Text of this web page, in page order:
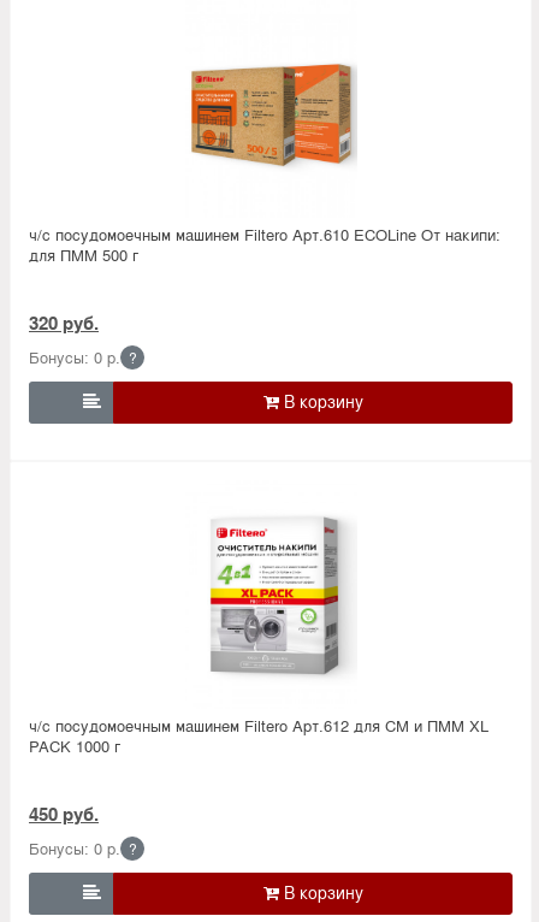
ч/с посудомоечным машинем Filtero Арт.610 ECOLine От накипи:
для ПММ 500 г
320 руб.
Бонусы: 0 р. ?

ч/с посудомоечным машинем Filtero Арт.612 для СМ и ПММ XL
PACK 1000 г
450 руб.
Бонусы: 0 р. ?
